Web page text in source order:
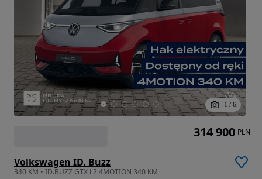
1 / 6
Volkswagen ID. Buzz
340 KM • ID.BUZZ GTX L2 4MOTION 340 KM
314 900 PLN